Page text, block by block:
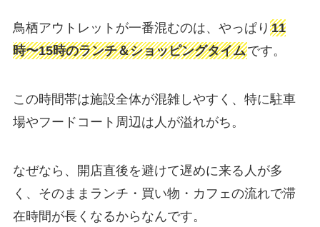
鳥栖アウトレットが一番混むのは、やっぱり 11
時〜15時のランチ＆ショッピングタイムです。
この時間帯は施設全体が混雑しやすく、特に駐車
場やフードコート周辺は人が溢れがち。
なぜなら、開店直後を避けて遅めに来る人が多
く、そのままランチ・買い物・カフェの流れで滞
在時間が長くなるからなんです。